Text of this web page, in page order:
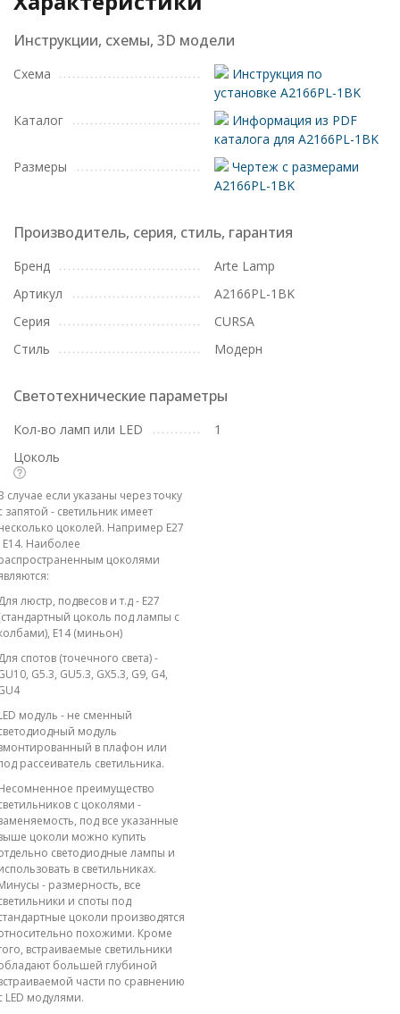
Инструкции, схемы, 3D модели
Схема
Инструкция по
установке A2166PL-1BK
Каталог
Информация из PDF
каталога для A2166PL-1BK
Размеры
Чертеж с размерами
A2166PL-1BK
Производитель, серия, стиль, гарантия
Бренд
Arte Lamp
Артикул
A2166PL-1BK
Серия
CURSA
Стиль
Модерн
Светотехнические параметры
Кол-во ламп или LED
1
Цоколь
случае если указаны через точку
запятой - светильник имеет
цоколей. Например E27
E14. Наиболее
цоколями
люстр, подвесов и т.д - E27
цоколь под лампы с
E14 (миньон)
спотов (точечного света) -
G5.3, GU5.3, GX5.3, G9, G4,
модуль - не сменный
модуль
в плафон или
рассеиватель светильника.
преимущество
с цоколями -
под все указанные
цоколи можно купить
светодиодные лампы и
в светильниках.
- размерность, все
и споты под
цоколи производятся
похожими. Кроме
встраиваемые светильники
большей глубиной
части по сравнению
LED модулями.